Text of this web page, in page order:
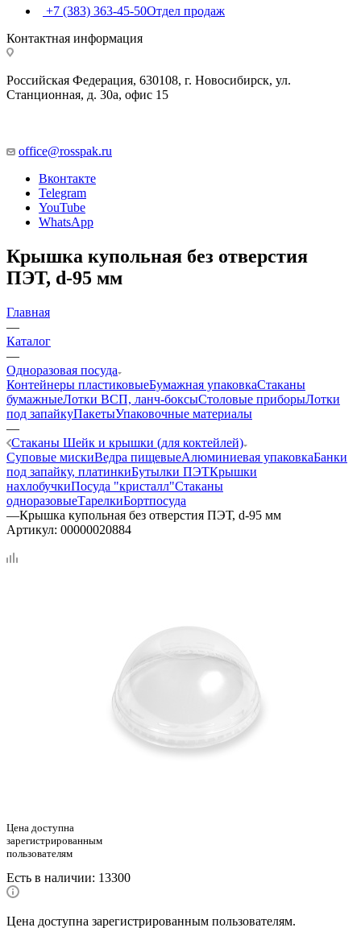
+7 (383) 363-45-50Отдел продаж
Контактная информация
Российская Федерация, 630108, г. Новосибирск, ул.
Станционная, д. 30а, офис 15
office@rosspak.ru
Вконтакте
Telegram
YouTube
WhatsApp
Крышка купольная без отверстия
ПЭТ, d-95 мм
Главная
—
Каталог
—
Одноразовая посуда
Контейнеры пластиковыеБумажная упаковкаСтаканы
бумажныеЛотки ВСП, ланч-боксыСтоловые приборыЛотки
под запайкуПакетыУпаковочные материалы
—
Стаканы Шейк и крышки (для коктейлей)
Суповые мискиВедра пищевыеАлюминиевая упаковкаБанки
под запайку, платинкиБутылки ПЭТКрышки
нахлобучкиПосуда "кристалл"Стаканы
одноразовыеТарелкиБортпосуда
—Крышка купольная без отверстия ПЭТ, d-95 мм
Артикул: 00000020884
Цена доступна
зарегистрированным
пользователям
Есть в наличии: 13300
Цена доступна зарегистрированным пользователям.